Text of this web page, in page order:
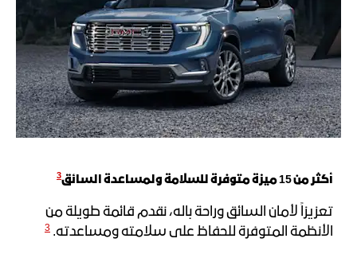
أكثر من 15 ميزة متوفرة للسلامة ولمساعدة السائ ق3
تعزيزاً لأمان السائق وراحة باله، نقدم قائمة طويلة من
الأنظمة المتوفرة للحفاظ على سلامته ومساعدته. 3